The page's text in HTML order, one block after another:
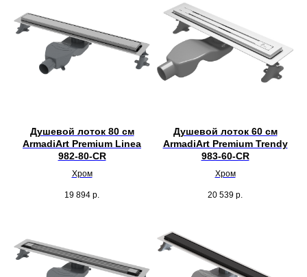
Душевой лоток 80 см
ArmadiArt Premium Linea
982-80-CR
Хром
19 894 р.
Душевой лоток 60 см
ArmadiArt Premium Trendy
983-60-CR
Хром
20 539 р.